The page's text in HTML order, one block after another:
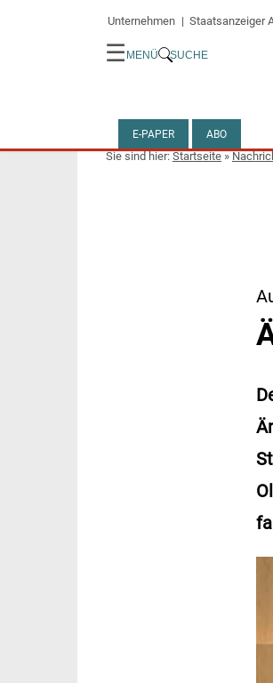
Unternehmen Staatsanzeiger
☰ MENÜ SUCHE
E-PAPER ABO
Startseite»